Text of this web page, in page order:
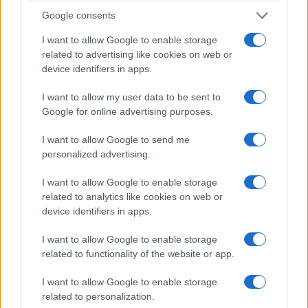
Google consents
I want to allow Google to enable storage
related to advertising like cookies on web or
device identifiers in apps.
I want to allow my user data to be sent to
Google for online advertising purposes.
I want to allow Google to send me
personalized advertising.
I want to allow Google to enable storage
related to analytics like cookies on web or
device identifiers in apps.
I want to allow Google to enable storage
related to functionality of the website or app.
I want to allow Google to enable storage
related to personalization.
In un contesto europeo caratterizzato da crescente
competizione e da una corsa alle aggregazioni che
coinvolge i principali gruppi continentali, la sfida
non sembra essere quella di punire il successo
delle imprese più efficienti, ma di garantire che la
solidità patrimoniale e la redditività del sistema si
traducano in una maggiore capacità di finanziare
investimenti, innovazione e crescita economica.